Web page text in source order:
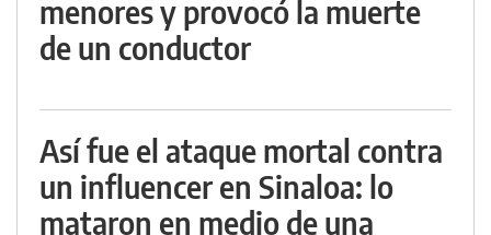
menores y provocó la muerte
de un conductor
Así fue el ataque mortal contra
un influencer en Sinaloa: lo
mataron en medio de una